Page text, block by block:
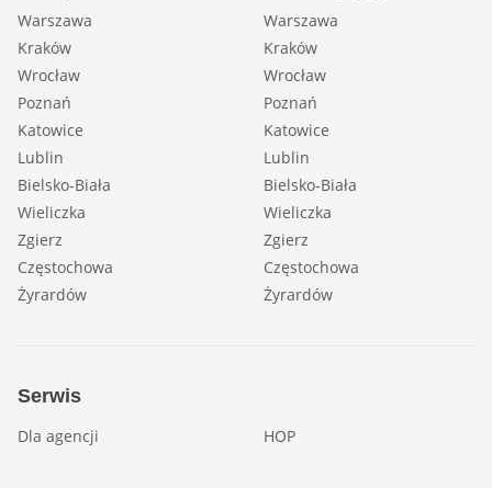
Warszawa
Kraków
Wrocław
Poznań
Katowice
Lublin
Bielsko-Biała
Wieliczka
Zgierz
Częstochowa
Żyrardów
Warszawa
Kraków
Wrocław
Poznań
Katowice
Lublin
Bielsko-Biała
Wieliczka
Zgierz
Częstochowa
Żyrardów
Serwis
Dla agencji HOP